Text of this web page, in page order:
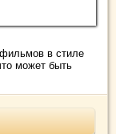
в стиле
может быть